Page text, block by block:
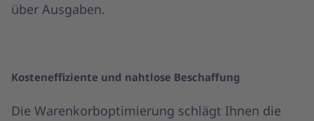
über Ausgaben.
Kosteneffiziente und nahtlose Beschaffung
Die Warenkorboptimierung schlägt Ihnen die